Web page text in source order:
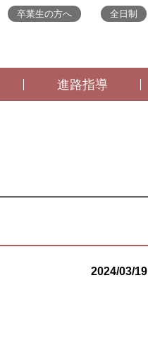
進路指導
卒業生の方へ 全日制
2024/03/19